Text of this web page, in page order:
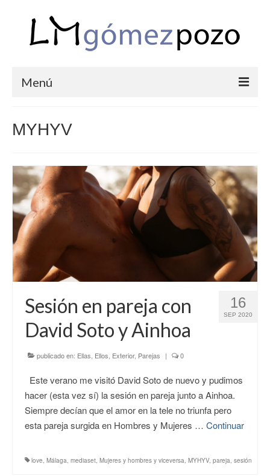
Menú
COMUNIONES
CORPORATIVAS
SEMANA SANTA
BLOG
SOBRE LM
MYHYV
16
SEP 2020
Sesión en pareja con
David Soto y Ainhoa
publicado en: Ellas Ellos Exterior, Parejas | 0
Este verano me visitó David Soto de nuevo y pudimos
hacer (esta vez sí) la sesión en pareja junto a Ainhoa.
Siempre decían que el amor en la tele no triunfa pero
esta pareja surgida en Hombres y Mujeres … Continuar
love, Málaga, mediaset, Mujeres y hombres y viceversa, MYHYV, pareja, sesión